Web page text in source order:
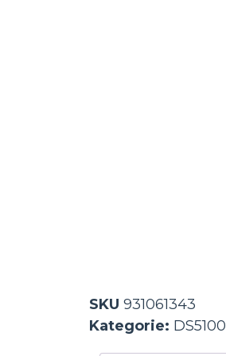
SKU 931061343
Kategorie: DS5100